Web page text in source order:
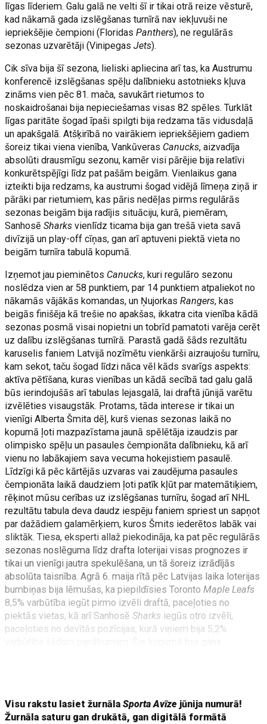
līgas līderiem. Galu galā ne velti šī ir tikai otrā reize vēsturē,
kad nākamā gada izslēgšanas turnīrā nav iekļuvuši ne
iepriekšējie čempioni (FloridasPanthers), ne regulārās
sezonas uzvarētāji (VinipegasJets).
Cik sīva bija šī sezona, lieliski apliecina arī tas, ka Austrumu
konferencē izslēgšanas spēļu dalībnieku astotnieks kļuva
zināms vien pēc 81. mača, savukārt rietumos to
noskaidrošanai bija nepieciešamas visas 82 spēles. Turklāt
līgas paritāte šogad īpaši spilgti bija redzama tās vidusdaļā
un apakšgalā. Atšķirībā no vairākiem iepriekšējiem gadiem
šoreiz tikai viena vienība, Vankūveras Canucks, aizvadīja
absolūti drausmīgu sezonu, kamēr visi pārējie bija relatīvi
konkurētspējīgi līdz pat pašām beigām. Vienlaikus gana
izteikti bija redzams, ka austrumi šogad vidējā līmeņa ziņā ir
pārāki par rietumiem, kas pāris nedēļas pirms regulārās
sezonas beigām bija radījis situāciju, kurā, piemēram,
SanhosēSharksvienlīdz ticama bija gan trešā vieta savā
divīzijā un play-off cīņas, gan arī aptuveni piektā vieta no
beigām turnīra tabulā kopumā.
Izņemot jau pieminētos Canucks, kuri regulāro sezonu
noslēdza vien ar 58 punktiem, par 14 punktiem atpaliekot no
nākamās vājākās komandas, un ŅujorkasRangers, kas
beigās finišēja kā trešie no apakšas, ikkatra cita vienība kādā
sezonas posmā visai nopietni un tobrīd pamatoti varēja cerēt
uz dalību izslēgšanas turnīrā. Parastā gadā šāds rezultātu
karuselis faniem Latvijā nozīmētu vienkārši aizraujošu turnīru,
kam sekot, taču šogad līdzi nāca vēl kāds svarīgs aspekts:
aktīva pētīšana, kuras vienības un kādā secībā tad galu galā
būs ierindojušās arī tabulas lejasgalā, lai draftā jūnijā varētu
izvēlēties visaugstāk. Protams, tāda interese ir tikai un
vienīgi Alberta Šmita dēļ, kurš vienas sezonas laikā no
kopumā ļoti mazpazīstama jaunā spēlētāja izaudzis par
olimpisko spēļu un pasaules čempionāta dalībnieku, kā arī
vienu no labākajiem sava vecuma hokejistiem pasaulē.
Līdzīgi kā pēc kārtējās uzvaras vai zaudējuma pasaules
čempionāta laikā daudziem ļoti patīk kļūt par matemātiķiem,
rēķinot mūsu cerības uz izslēgšanas turnīru, šogad arī NHL
rezultātu tabula deva daudz iespēju faniem spriest un sapņot
par dažādiem galamērķiem, kuros Šmits iederētos labāk vai
sliktāk. Tiesa, eksperti allaž piekodināja, ka pat pēc regulārās
sezonas noslēguma līdz drafta loterijai visas prognozes ir
tikai un vienīgi jautra spekulēšana, un tā šoreiz izrādījās
absolūta taisnība. Agrā 6. maija rītā pēc Latvijas laika loterijas
bumbiņas bija lēmušas, ka piepildīsies TorontoMaple Leafs
8,5% varbūtība iegūt pirmo izvēli draftā, paceļoties no
piektās vietas, kā arī SanhosēSharks iegūs otro izvēli,
paceļoties no devītās pozīcijas, kurā viņiem bija 5,2%
Visu rakstu lasiet žurnālaSporta Avīze jūnija numurā!
Žurnāla saturu gan drukātā, gan digitālā formātā